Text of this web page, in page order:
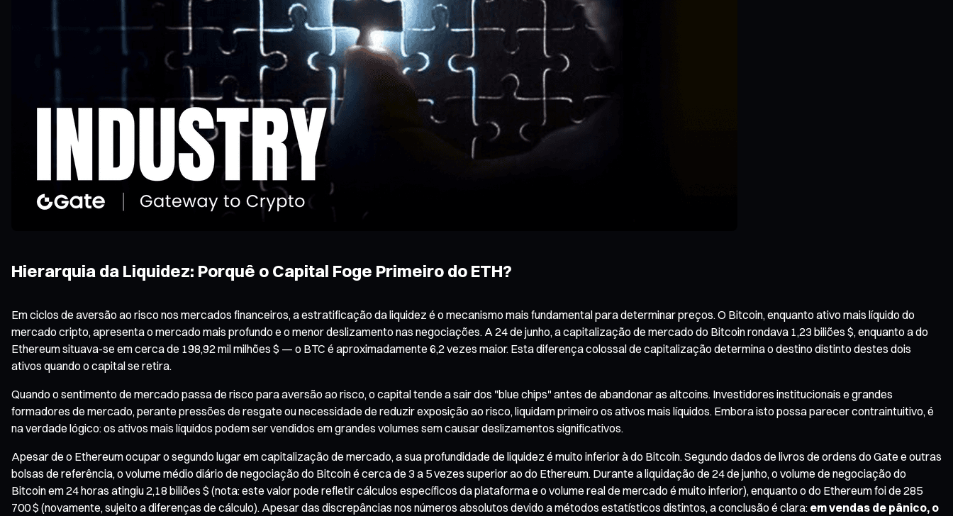
Hierarquia da Liquidez: Porquê o Capital Foge Primeiro do ETH?
Em ciclos de aversão ao risco nos mercados financeiros, a estratificação da liquidez é o mecanismo mais fundamental para determinar preços. O Bitcoin, enquanto ativo mais líquido do
mercado cripto, apresenta o mercado mais profundo e o menor deslizamento nas negociações. A 24 de junho, a capitalização de mercado do Bitcoin rondava 1,23 biliões $, enquanto a do
Ethereum situava-se em cerca de 198,92 mil milhões $ — o BTC é aproximadamente 6,2 vezes maior. Esta diferença colossal de capitalização determina o destino distinto destes dois
ativos quando o capital se retira.
Quando o sentimento de mercado passa de risco para aversão ao risco, o capital tende a sair dos "blue chips" antes de abandonar as altcoins. Investidores institucionais e grandes
formadores de mercado, perante pressões de resgate ou necessidade de reduzir exposição ao risco, liquidam primeiro os ativos mais líquidos. Embora isto possa parecer contraintuitivo, é
na verdade lógico: os ativos mais líquidos podem ser vendidos em grandes volumes sem causar deslizamentos significativos.
Apesar de o Ethereum ocupar o segundo lugar em capitalização de mercado, a sua profundidade de liquidez é muito inferior à do Bitcoin. Segundo dados de livros de ordens do Gate e outras
bolsas de referência, o volume médio diário de negociação do Bitcoin é cerca de 3 a 5 vezes superior ao do Ethereum. Durante a liquidação de 24 de junho, o volume de negociação do
Bitcoin em 24 horas atingiu 2,18 biliões $ (nota: este valor pode refletir cálculos específicos da plataforma e o volume real de mercado é muito inferior), enquanto o do Ethereum foi de 285
700 $ (novamente, sujeito a diferenças de cálculo). Apesar das discrepâncias nos números absolutos devido a métodos estatísticos distintos, a conclusão é clara: em vendas de pânico, o